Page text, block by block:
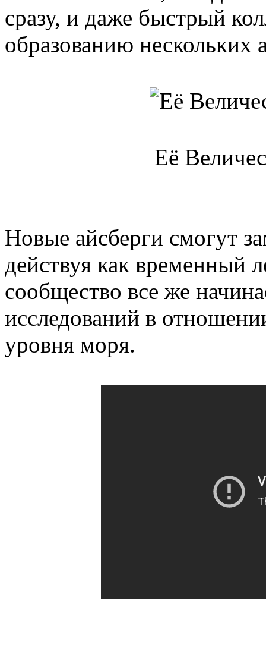
сразу, и даже быстрый
образованию нескольких
Её
Новые айсберги смогут
действуя как временный
сообщество все же
исследований в
уровня моря.